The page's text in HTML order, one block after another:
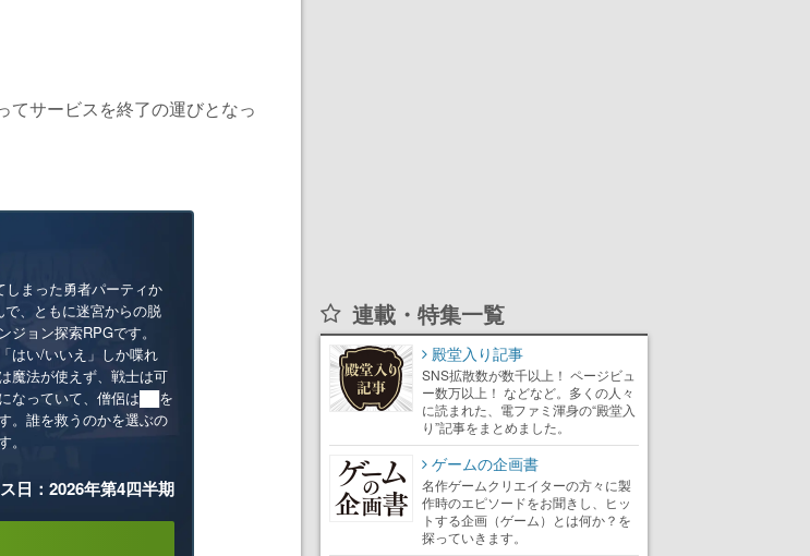
てサービスを終了の運びとなっ
しまった勇者パーティか
で、ともに迷宮からの脱
ジョン探索RPGです。
はい/いいえ」しか喋れ
魔法が使えず、戦士は可
なっていて、僧侶は██を
。誰を救うのかを選ぶの
。
日：2026年第4四半期
連載・特集一覧
殿堂入り記事
SNS拡散数が数千以上！ ページビュ
ー数万以上！ などなど。多くの人々
に読まれた、電ファミ渾身の“殿堂入
り”記事をまとめました。
ゲームの企画書
名作ゲームクリエイターの方々に製
作時のエピソードをお聞きし、ヒッ
トする企画（ゲーム）とは何か？を
探っていきます。